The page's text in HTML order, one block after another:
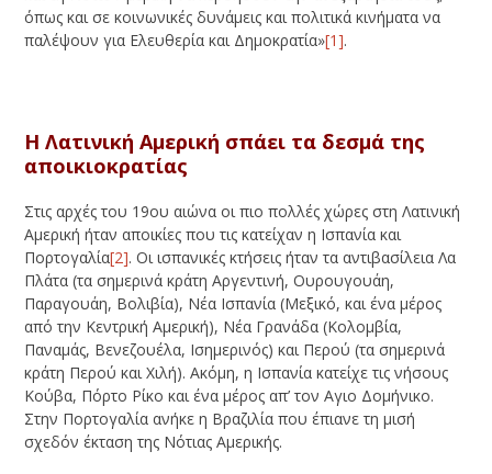
όπως και σε κοινωνικές δυνάμεις και πολιτικά κινήματα να
παλέψουν για Ελευθερία και Δημοκρατία»[1].
Η Λατινική Αμερική σπάει τα δεσμά της
αποικιοκρατίας
Στις αρχές του 19ου αιώνα οι πιο πολλές χώρες στη Λατινική
Αμερική ήταν αποικίες που τις κατείχαν η Ισπανία και
Πορτογαλία[2]. Οι ισπανικές κτήσεις ήταν τα αντιβασίλεια Λα
Πλάτα (τα σημερινά κράτη Αργεντινή, Ουρουγουάη,
Παραγουάη, Βολιβία), Νέα Ισπανία (Μεξικό, και ένα μέρος
από την Κεντρική Αμερική), Νέα Γρανάδα (Κολομβία,
Παναμάς, Βενεζουέλα, Ισημερινός) και Περού (τα σημερινά
κράτη Περού και Χιλή). Ακόμη, η Ισπανία κατείχε τις νήσους
Κούβα, Πόρτο Ρίκο και ένα μέρος απ’ τον Αγιο Δομήνικο.
Στην Πορτογαλία ανήκε η Βραζιλία που έπιανε τη μισή
σχεδόν έκταση της Νότιας Αμερικής.